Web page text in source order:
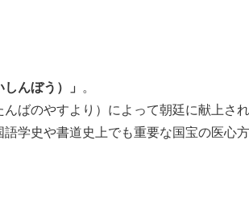
しんぼう）」 。
んばのやすより）によって朝廷に献上さ
学史や書道史上でも重要な国宝の医心